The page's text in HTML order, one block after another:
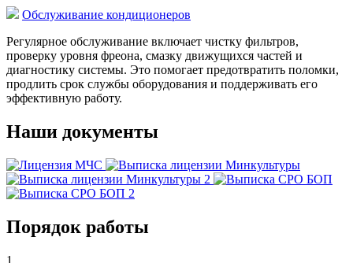
Обслуживание кондиционеров
Регулярное обслуживание включает чистку фильтров,
проверку уровня фреона, смазку движущихся частей и
диагностику системы. Это помогает предотвратить поломки,
продлить срок службы оборудования и поддерживать его
эффективную работу.
Наши документы
Порядок работы
1